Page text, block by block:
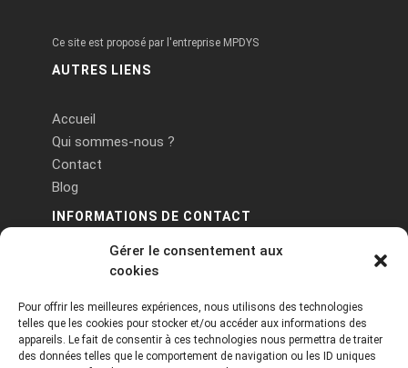
Gérer le consentement aux
cookies
Pour offrir les meilleures expériences, nous utilisons des technologies
telles que les cookies pour stocker et/ou accéder aux informations des
appareils. Le fait de consentir à ces technologies nous permettra de traiter
des données telles que le comportement de navigation ou les ID uniques
Ce site est proposé par l'entreprise MPDYS
AUTRES LIENS
Accueil
Qui sommes-nous ?
Contact
Blog
INFORMATIONS DE CONTACT
PA Keneach Ouest - 5 rue de Belle-Île - 56400
contact@logiciels-etiquettes.com
09 71 37 25 93